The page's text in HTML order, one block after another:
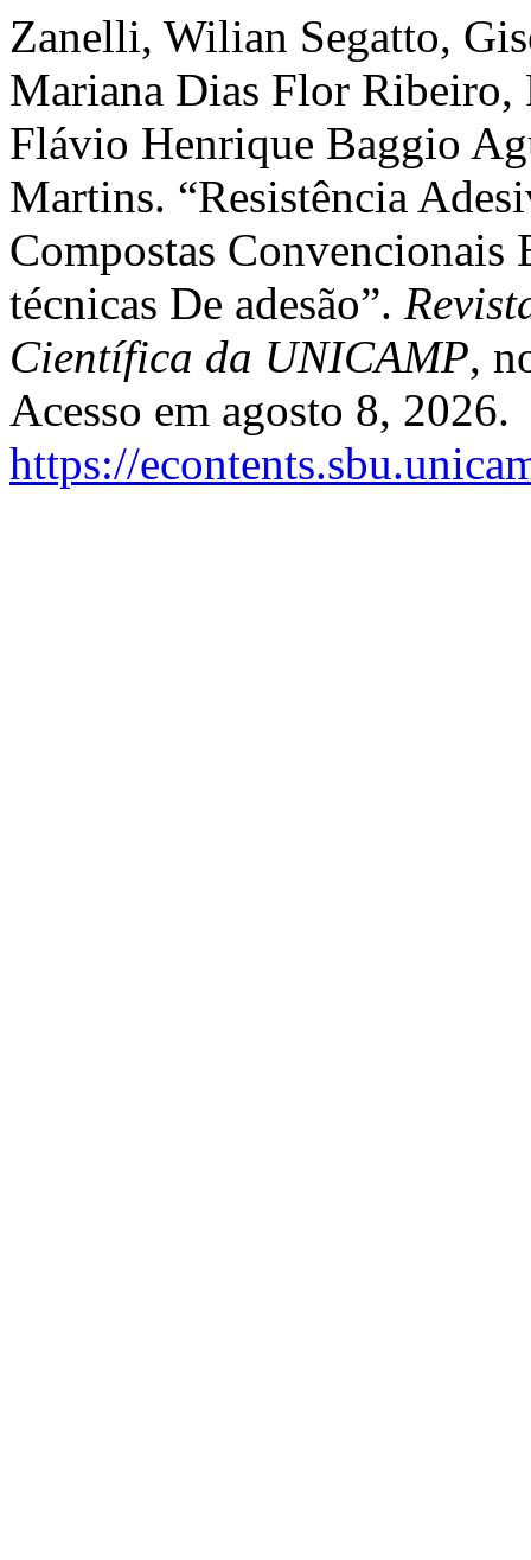
Zanelli, Wilian Segatto,
Mariana Dias Flor Ribeiro,
Flávio Henrique Baggio
Martins. “Resistência
Compostas
técnicas De adesão”.
Científica da UNICAMP,
Acesso em agosto 8, 2026.
https://